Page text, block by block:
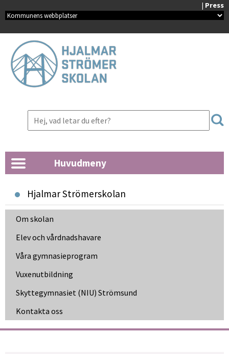
| Press
Kommunala webbplatser
Huvudmeny
Hjalmar Strömerskolan
Om skolan
Elev och vårdnads­havare
Våra gymnasie­program
Vuxen­utbildning
Skytte­gymnasiet (NIU) Strömsund
Kontakta oss